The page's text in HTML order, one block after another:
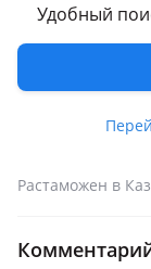
Удобный
Пробег
Коробка передач
Привод
Растаможен в